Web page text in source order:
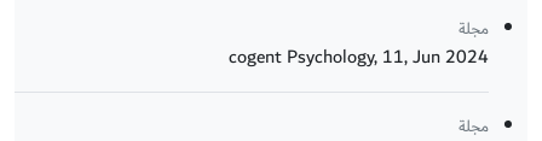
مجلة
cogent Psychology, 11, Jun 2024
مجلة